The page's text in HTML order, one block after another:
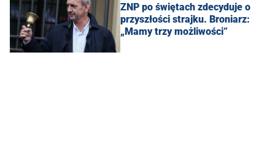
ZNP po świętach zdecyduje o
przyszłości strajku. Broniarz:
„Mamy trzy możliwości”